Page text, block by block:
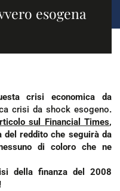
esogena
crisi economica da
crisi da shock esogeno.
sul Financial Times,
reddito che seguirà da
di coloro che ne
della finanza del 2008
!